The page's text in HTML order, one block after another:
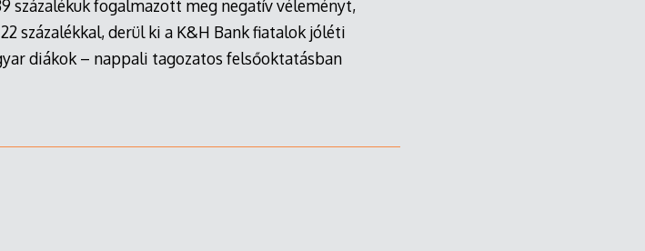
százalékuk fogalmazott meg negatív véleményt,
százalékkal, derül ki a K&H Bank fiatalok jóléti
diákok – nappali tagozatos felsőoktatásban